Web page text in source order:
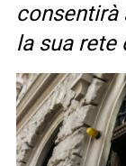
consentirà
la sua rete